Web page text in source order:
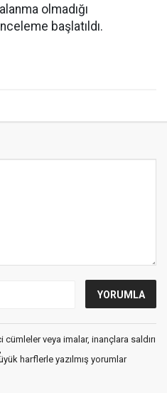
olmadığı
başlatıldı.
veya imalar, inançlara saldırı
harflerle yazılmış yorumlar